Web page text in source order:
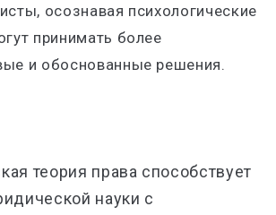
осознавая психологические
принимать более
и обоснованные решения.
теория права способствует
науки с